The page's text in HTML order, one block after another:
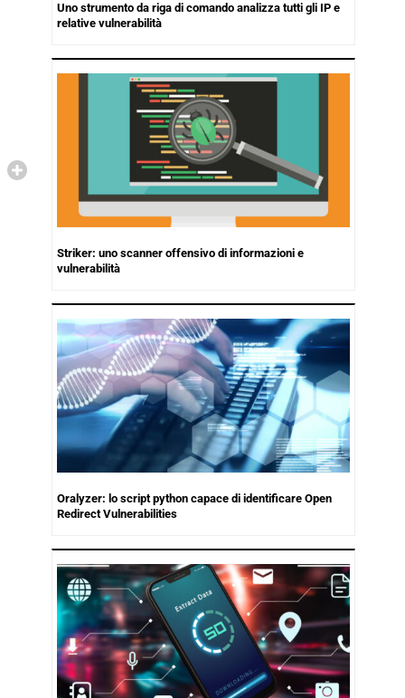
Uno strumento da riga di comando analizza tutti gli IP e
relative vulnerabilità
Striker: uno scanner offensivo di informazioni e
vulnerabilità
Oralyzer: lo script python capace di identificare Open
Redirect Vulnerabilities